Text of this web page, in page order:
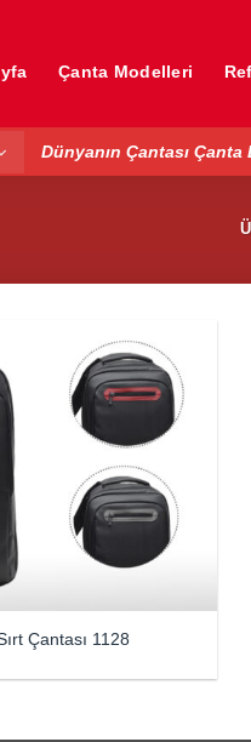
Çanta Modelleri
Dünyanın Çantası Çanta
Çantası 1128